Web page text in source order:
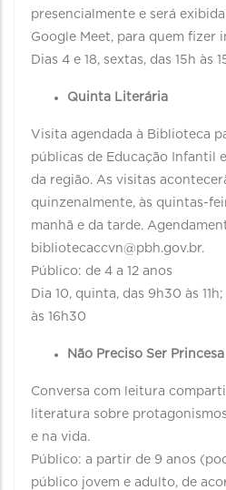
presencialmente e será
Google Meet, para quem fizer
Dias 4 e 18, sextas, das 15h às
Quinta Literária
Visita agendada à Biblioteca
públicas de Educação Infantil
da região. As visitas
quinzenalmente, às quintas-
manhã e da tarde.
bibliotecaccvn@pbh.gov.br.
Público: de 4 a 12 anos
Dia 10, quinta, das 9h30 às
às 16h30
Não Preciso Ser Princesa
Conversa com leitura
literatura sobre
e na vida.
Público: a partir de 9 anos
público jovem e adulto, de